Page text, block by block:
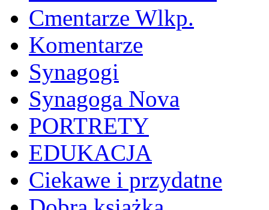
Cmentarze Wlkp.
Komentarze
Synagogi
Synagoga Nova
PORTRETY
EDUKACJA
Ciekawe i przydatne